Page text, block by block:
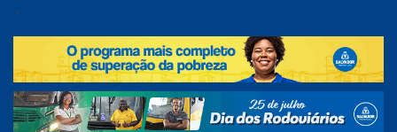
Magazine
do Rio
e
região!
.